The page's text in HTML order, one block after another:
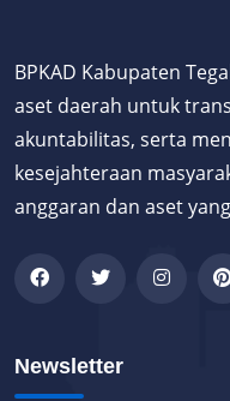
BPKAD Kabupaten
aset daerah untuk
akuntabilitas, serta
kesejahteraan
anggaran dan aset
Newsletter